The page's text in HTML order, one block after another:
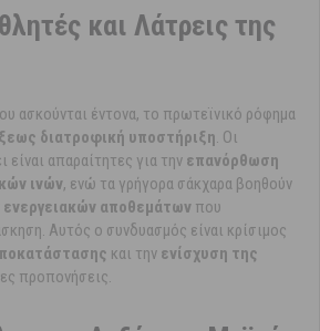
και Λάτρεις της
ασκούνται έντονα, το πρωτεϊνικό ρόφημα
διατροφική υποστήριξη. Οι
απαραίτητες για την επανόρθωση
ινών, ενώ τα γρήγορα σάκχαρα βοηθούν
αποθεμάτων που
Αυτός ο συνδυασμός είναι κρίσιμος
και την ενίσχυση της
προπονήσεις.